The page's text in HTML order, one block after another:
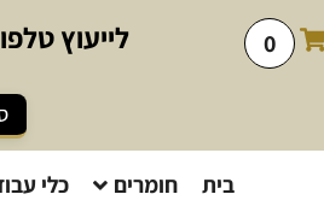
0 לייעוץ
בית חומרים כלי